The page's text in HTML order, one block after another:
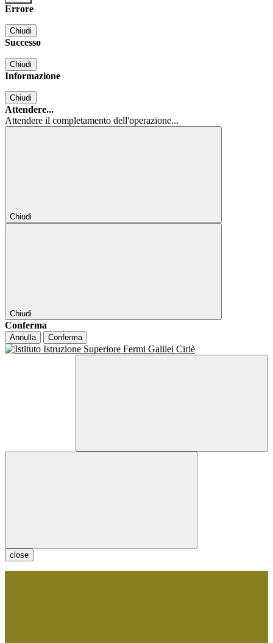
Errore
Chiudi
Successo
Chiudi
Informazione
Chiudi
Attendere...
Attendere il completamento dell'operazione...
Chiudi
Chiudi
Conferma
Annulla Conferma
close